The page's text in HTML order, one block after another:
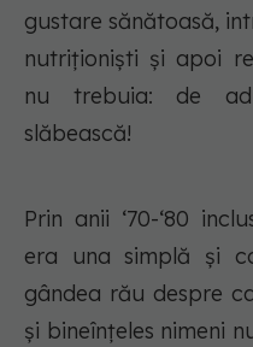
gustare sănătoasă,
nutriționiști și apoi
nu trebuia: de
slăbească!
Prin anii ‘70-‘80
era una simplă și
gândea rău despre
și bineînțeles nimeni